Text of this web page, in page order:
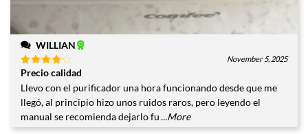
WILLIAN
Valorado
con
de 5
November 5, 2025
Precio calidad
Llevo con el purificador una hora funcionando desde que me
llegó, al principio hizo unos ruidos raros, pero leyendo el
manual se recomienda dejarlo fu ...More